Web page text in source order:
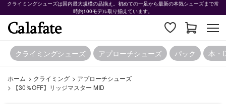
クライミングシューズは国内最大規模の品揃え。初めての一足から最新の本気シューズまで常
時約100モデル取り揃えています。
クライミングシューズ アプローチシューズ パック 本・
ホーム > クライミング > アプローチシューズ
>
【30％OFF】リッジマスター MID